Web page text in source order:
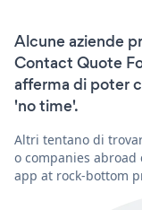
Alcune aziende
Contact Quote
afferma di poter
'no time'.
Altri tentano di
o companies abroad
app at rock-bottom